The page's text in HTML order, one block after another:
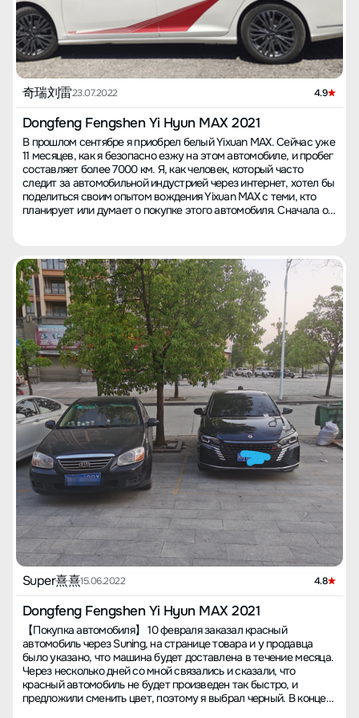
дергается, отклик медленный, но на скоростях выше 50-60 км/
ч он словно взлетает. На трассе уверенно обгоняет. 【Комфорт
при поездке】 Колесная база большая, это обеспечивает
просторное ощущение внутри, середина напольного коврика
низкая, так что с пространством и комфортом проблем нет.
Подвеска энергоемкая, в целом поездка комфортная. 【Расход
топлива】 Экономичность меня устраивает: на работу езжу по
5 км, половина маршрута по городу, половина по пригородной
зоне, если не стараться экономить, расход составляет 7,0-7,5 л
на 100 км; при экономичной езде можно снизить до 6,0-6,5 л,
по загородным дорогам минимум 4,4 л, максимум 5,8 л. Я
редко езжу по трассам, поэтому не обратил внимания на
расход. Сейчас у меня пробег в 2000 км, средний расход 7,0 л,
из них 200 км по трассам, 500 км по загородным дорогам, и
около 1300 км по городу. Кроме того, режим ECO показал
больший расход по сравнению с обычным. 【Динамика】 На
по трассе и загородным дорогам приносит удовольствие,
особенно при обгоне. 【Самое большое удовлетворение】
Меня порадовали: пространство в салоне, удовольствие от
вождения на высоких скоростях, хорошая стоимость,
практичность камеры 360°. Внешний вид автомобиля красивый,
интерьер тоже. Расход топлива вполне приличный, подвеска
комфортная. Внешне автомобиль выглядит солидно, не
разбирающиеся люди считают, что стоит 200-300 тысяч.
Кондиционер работает отлично, в жаркой Хубэй достаточно
второй скорости. Звукоизоляция для этой ценовой категории
хорошая, включив музыку, шум перестаёт беспокоить.
Акустика лучше, чем в автомобилях, которые я уже водил.
【Наименее удовлетворительное】 Тонкое лакокрасочное
покрытие, тонкая железная обшивка капота, на малых
скоростях машина неустойчива, однажды при нажатии на газ и
сразу же его отпуске двигатель заглох – да, заглох! Иногда на
низких скоростях сильная тряска. Кроме того, лак откололся с
крышек колесных дисков, не прошло и трёх месяцев.
Бесполезная блютуз-ключ карта, при прослушивании музыки
звук навигатора слабый, не знаю, как отрегулировать. При
закрывании дверей внутри звук как у металлической бочки, а
снаружи ощущение более качественное. В целом: автомобиль
предлагает хорошее соотношение цены и качества. При
аккуратной езде экономичен, хотя еще немного уступает
японским автомобилям. Внешний вид автомобилей Max
впечатляющий, белый цвет не очень пачкается – я еще и
немного ленив, за три месяца мыл машину всего три раза. Этот
автомобиль лучше подходит для дальних поездок –
экономичный и мощный. Совместимость двигателя и
трансмиссии не идеальная, эталонные 190 лошадиных сил
более чем достаточно. Подвеска прочная, в целом Max стоит
своего.
奇瑞刘雷23.07.2022 4.9
Dongfeng Fengshen Yi Hyun MAX 2021
В прошлом сентябре я приобрел белый Yixuan MAX. Сейчас уже
11 месяцев, как я безопасно езжу на этом автомобиле, и пробег
составляет более 7000 км. Я, как человек, который часто
следит за автомобильной индустрией через интернет, хотел бы
поделиться своим опытом вождения Yixuan MAX с теми, кто
планирует или думает о покупке этого автомобиля. Сначала о
Платформа подвески - самая новая от Dongfeng. Я изучил
вопрос и выяснил, что эта коробка передач может
выдерживать максимальный крутящий момент в 300 Нм, что
идеально подходит для двигателя Dongfeng Mach. Официально
заявлено, что разгон с 0 до 100 км/ч составляет 7,5 секунд, и,
по моим ощущениям, это действительно так — около 8 секунд.
Это впечатляет, и я не переживаю о качестве топлива. С
момента покупки я использую 92-й бензин с ближайшей
заправки. Если есть возможность, заливайте 95-й, будет еще
лучше. Хорошая лошадь заслуживает хорошего седла, а
хороший автомобиль — хорошего топлива! Теперь о том, что
всех интересует больше всего — расход топлива. Я ежедневно
использую машину в городских условиях, на работу с двумя
светофорами — расход составляет 8,5 литров. На трассе
расход падает до около 6,3 литра. Поговорим о пространстве:
при покупке автомобиля никто не хочет ограничивать себя по
объему пространства. Особенно в случае небольших
спортивных автомобилей, которые обычно не являются первым
автомобилем в семье. Мощностью и пространством он
удовлетворяет, а цена приятно удивляет. Думаю, этот
автомобиль отлично подходит для семейного использования,
при этом вы можете насладиться отличной динамикой.
Отличный выбор, попробуйте пройти тест-драйв в вашем
городе. В общем, я бы оценил автомобиль на 98 из 100 баллов.
Внешний вид, динамика и пространство меня полностью
устраивают. Единственное, что хотелось бы улучшить — это
кнопка аварийной сигнализации на центральной панели. Она
сенсорная, и когда руки влажные, ею неудобно пользоваться.
Было бы хорошо, если бы ее заменили на физическую кнопку.
Все опытные водители знают, насколько это важно во время
вождения. В приложении несколько фотографий с поездки.
Super熹熹15.06.2022 4.8
Dongfeng Fengshen Yi Hyun MAX 2021
【Покупка автомобиля】 10 февраля заказал красный
автомобиль через Suning, на странице товара и у продавца
было указано, что машина будет доставлена в течение месяца.
Через несколько дней со мной связались и сказали, что
красный автомобиль не будет произведен так быстро, и
предложили сменить цвет, поэтому я выбрал черный. В конце